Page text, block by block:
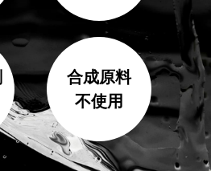
合成原料
不使用